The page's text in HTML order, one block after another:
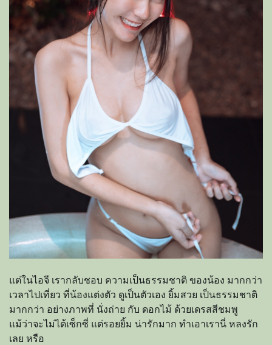
แต่ในไอจี เรากลับชอบ ความเป็นธรรมชาติ ของน้อง มากกว่า
เวลาไปเที่ยว ที่น้องแต่งตัว ดูเป็นตัวเอง ยิ้มสวย เป็นธรรมชาติ
มากกว่า อย่างภาพที่ นั่งถ่าย กับ ดอกไม้ ด้วยเดรสสีชมพู
แม้ว่าจะไม่ได้เซ็กซี่ แต่รอยยิ้ม น่ารักมาก ทำเอาเรานี่ หลงรัก
เลย หรือ